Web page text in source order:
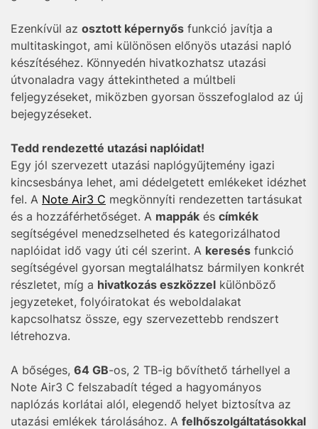
Ezenkívül az osztott képernyős funkció javítja a
multitaskingot, ami különösen előnyös utazási napló
készítéséhez. Könnyedén hivatkozhatsz utazási
útvonaladra vagy áttekintheted a múltbeli
feljegyzéseket, miközben gyorsan összefoglalod az új
bejegyzéseket.
Tedd rendezetté utazási naplóidat!
Egy jól szervezett utazási naplógyűjtemény igazi
kincsesbánya lehet, ami dédelgetett emlékeket idézhet
fel. A Note Air3 C megkönnyíti rendezetten tartásukat
és a hozzáférhetőséget. A mappák és címkék
segítségével menedzselheted és kategorizálhatod
naplóidat idő vagy úti cél szerint. A keresés funkció
segítségével gyorsan megtalálhatsz bármilyen konkrét
részletet, míg a hivatkozás eszközzel különböző
jegyzeteket, folyóiratokat és weboldalakat
kapcsolhatsz össze, egy szervezettebb rendszert
létrehozva.
A bőséges, 64 GB-os, 2 TB-ig bővíthető tárhellyel a
Note Air3 C felszabadít téged a hagyományos
naplózás korlátai alól, elegendő helyet biztosítva az
utazási emlékek tárolásához. A felhőszolgáltatásokkal